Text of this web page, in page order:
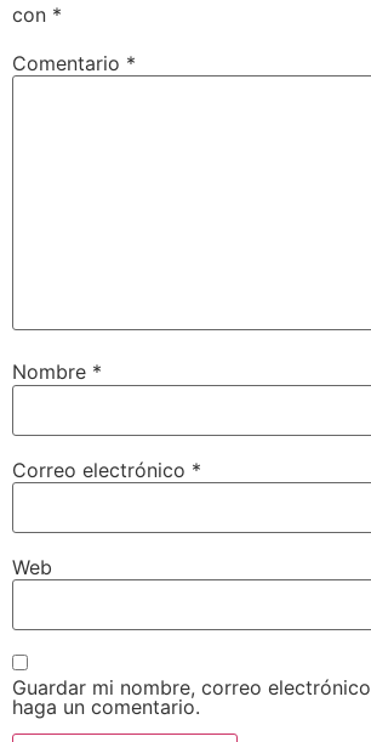
con *
Comentario *
Nombre *
Correo electrónico *
Web
Guardar mi nombre, correo
haga un comentario.